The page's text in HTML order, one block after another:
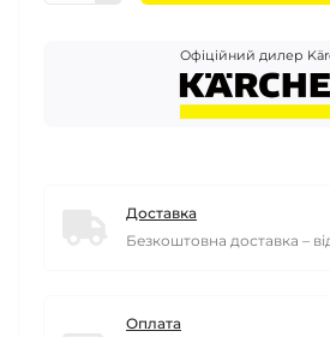
Офіційний дилер
Доставка
Безкоштовна доставка –
Оплата